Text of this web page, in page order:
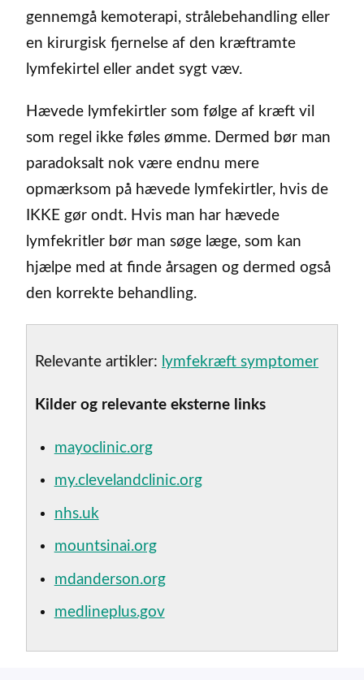
gennemgå kemoterapi, strålebehandling eller
en kirurgisk fjernelse af den kræftramte
lymfekirtel eller andet sygt væv.
Hævede lymfekirtler som følge af kræft vil
som regel ikke føles ømme. Dermed bør man
paradoksalt nok være endnu mere
opmærksom på hævede lymfekirtler, hvis de
IKKE gør ondt. Hvis man har hævede
lymfekritler bør man søge læge, som kan
hjælpe med at finde årsagen og dermed også
den korrekte behandling.
Relevante artikler: lymfekræft symptomer
Kilder og relevante eksterne links
mayoclinic.org
my.clevelandclinic.org
nhs.uk
mountsinai.org
mdanderson.org
medlineplus.gov